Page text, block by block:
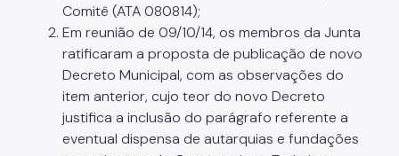
ISS (Imposto sobre Serviços)
ISS (Construção Civil)
ITBI (Transmissão de Imóveis)
Multa IPTU (Obrigação Acessória)
Comitê (ATA 080814);
Em reunião de 09/10/14, os membros da Junta
ratificaram a proposta de publicação de novo
Decreto Municipal, com as observações do
item anterior, cujo teor do novo Decreto
justifica a inclusão do parágrafo referente a
eventual dispensa de autarquias e fundações